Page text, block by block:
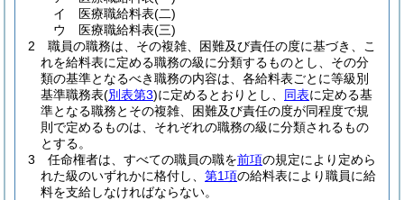
イ
医療職給料表(二)
ウ
医療職給料表(三)
2
職員の職務は、その複雑、困難及び責任の度に基づき、こ
れを給料表に定める職務の級に分類するものとし、その分
類の基準となるべき職務の内容は、各給料表ごとに等級別
基準職務表(別表第3)に定めるとおりとし、 同表に定める基
準となる職務とその複雑、困難及び責任の度が同程度で規
則で定めるものは、それぞれの職務の級に分類されるもの
とする。
3
任命権者は、すべての職員の職を前項の規定により定めら
れた級のいずれかに格付し、 第1項の給料表により職員に給
料を支給しなければならない。